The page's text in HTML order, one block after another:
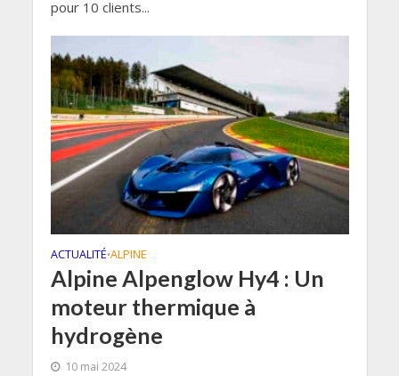
pour 10 clients...
ACTUALITÉ•ALPINE
Alpine Alpenglow Hy4 : Un
moteur thermique à
hydrogène
10 mai 2024